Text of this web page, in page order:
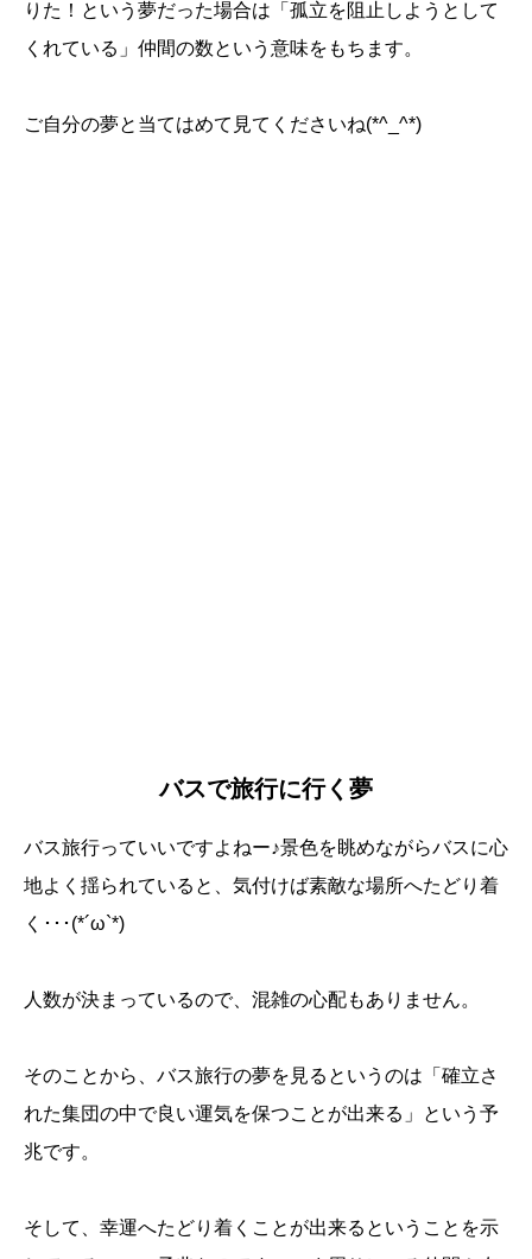
りた！という夢だった場合は「孤立を阻止しようとして
くれている」仲間の数という意味をもちます。
ご自分の夢と当てはめて見てくださいね(*^_^*)
バスで旅行に行く夢
バス旅行っていいですよねー♪景色を眺めながらバスに心
地よく揺られていると、気付けば素敵な場所へたどり着
く･･･(*´ω`*)
人数が決まっているので、混雑の心配もありません。
そのことから、バス旅行の夢を見るというのは「確立さ
れた集団の中で良い運気を保つことが出来る」という予
兆です。
そして、幸運へたどり着くことが出来るということを示